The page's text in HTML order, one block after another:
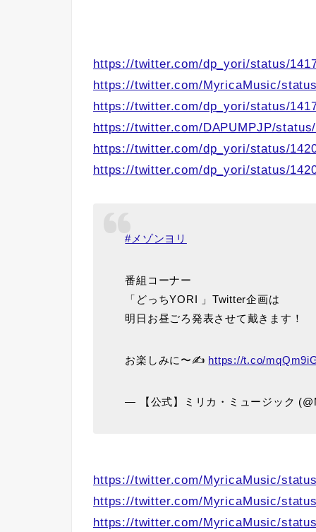
https://twitter.com/dp_yori/status/
https://twitter.com/MyricaMusic/
https://twitter.com/dp_yori/status/
https://twitter.com/DAPUMPJP/
https://twitter.com/dp_yori/status/
https://twitter.com/dp_yori/status/
#メゾンヨリ
番組コーナー
「どっちYORI 」Twitter企画は
明日お昼ごろ発表させて戴きます！
お楽しみに〜✍️ https://t.co/
— 【公式】ミリカ・ミュージック
https://twitter.com/MyricaMusic/
https://twitter.com/MyricaMusic/
https://twitter.com/MyricaMusic/